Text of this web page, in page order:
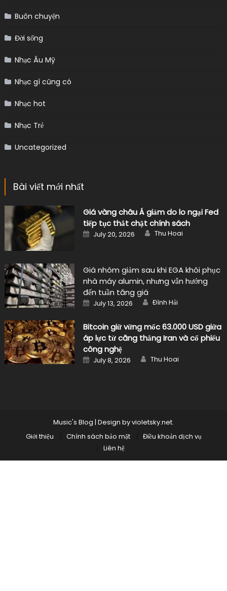
Buôn chuyện
Đời sống
Nhạc Âu Mỹ
Nhạc gì cũng có
Nhạc hot
Nhạc Trẻ
Uncategorized
Bài viết mới nhất
Giá vàng châu Á giảm do lo ngại Fed
tiếp tục thắt chặt chính sách
Posted
on
July 20, 2026 Author
Thu Hoai
Giá nhôm giảm sau khi EGA khôi phục
nhà máy alumin, nhưng vẫn hướng
đến tuần tăng giá
Posted
on
July 13, 2026 Author
Đình Hải
Bitcoin giữ vững mốc 63.000 USD giữa
áp lực từ căng thẳng Iran và cổ phiếu
công nghệ
Posted
on
July 8, 2026 Author
Thu Hoai
Music's Blog | Design byvioletsky.net.
Giới thiệu
Chính sách bảo mật
Điều khoản dịch vụ
Liên hệ